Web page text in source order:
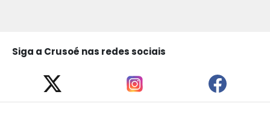
Siga a Crusoé nas redes sociais